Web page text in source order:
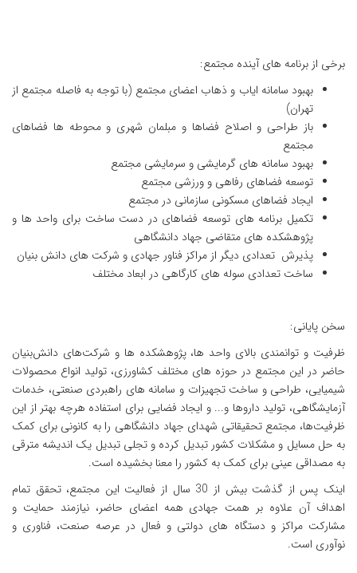
برخی از برنامه های آینده مجتمع:
بهبود سامانه ایاب و ذهاب اعضای مجتمع (با توجه به فاصله مجتمع از
تهران)
باز طراحی و اصلاح فضاها و مبلمان شهری و محوطه ها فضاهای
مجتمع
بهبود سامانه های گرمایشی و سرمایشی مجتمع
توسعه فضاهای رفاهی و ورزشی مجتمع
ایجاد فضاهای مسکونی سازمانی در مجتمع
تکمیل برنامه های توسعه فضاهای در دست ساخت برای واحد ها و
پژوهشکده های متقاضی جهاد دانشگاهی
پذیرش تعدادی دیگر از مراکز فناور جهادی و شرکت های دانش بنیان
ساخت تعدادی سوله های کارگاهی در ابعاد مختلف
سخن پایانی:
ظرفیت و توانمندی بالای واحد ها، پژوهشکده ها و شرکت‌های دانش‌بنیان
حاضر در این مجتمع در حوزه های مختلف کشاورزی، تولید انواع محصولات
شیمیایی، طراحی و ساخت تجهیزات و سامانه های راهبردی صنعتی، خدمات
آزمایشگاهی، تولید داروها و... و ایجاد فضایی برای استفاده هرچه بهتر از این
ظرفیت‌ها، مجتمع تحقیقاتی شهدای جهاد دانشگاهی را به کانونی برای کمک
به حل مسایل و مشکلات کشور تبدیل کرده و تجلی تبدیل یک اندیشه مترقی
به مصداقی عینی برای کمک به کشور را معنا بخشیده است.
اینک پس از گذشت بیش از 30 سال از فعالیت این مجتمع، تحقق تمام
اهداف آن علاوه بر همت جهادی همه اعضای حاضر، نیازمند حمایت و
مشارکت مراکز و دستگاه های دولتی و فعال در عرصه صنعت، فناوری و
نوآوری است.